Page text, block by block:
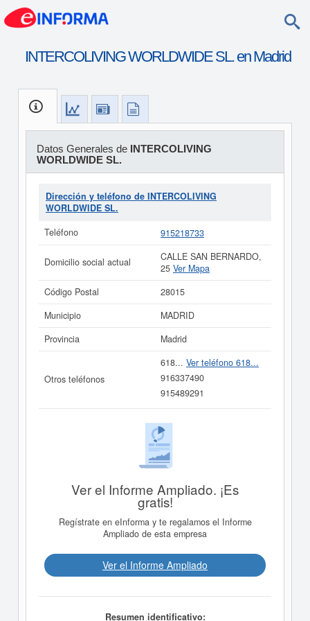
INTERCOLIVING WORLDWIDE SL. en Madrid
Datos Generales de INTERCOLIVING
WORLDWIDE SL.
Dirección y teléfono de INTERCOLIVING
WORLDWIDE SL.
Teléfono
915218733
Domicilio social actual
CALLE SAN BERNARDO,
25 Ver Mapa
Código Postal
28015
Municipio
MADRID
Provincia
Madrid
Otros teléfonos
618... Ver teléfono 618...
916337490
915489291
Ver el Informe Ampliado. ¡Es
gratis!
Regístrate en eInforma y te regalamos el Informe
Ampliado de esta empresa
Ver el Informe Ampliado
Resumen identificativo: